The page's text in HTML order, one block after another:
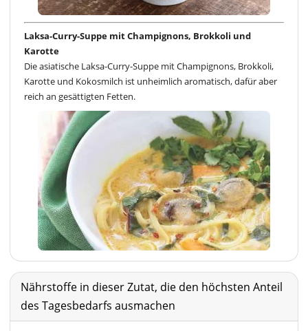
Laksa-Curry-Suppe mit Champignons, Brokkoli und
Karotte
Die asiatische Laksa-Curry-Suppe mit Champignons, Brokkoli,
Karotte und Kokosmilch ist unheimlich aromatisch, dafür aber
reich an gesättigten Fetten.
Nährstoffe in dieser Zutat, die den höchsten Anteil
des Tagesbedarfs ausmachen